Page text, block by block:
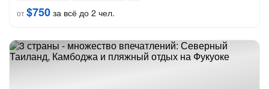
от$750 за всё до 2 чел.